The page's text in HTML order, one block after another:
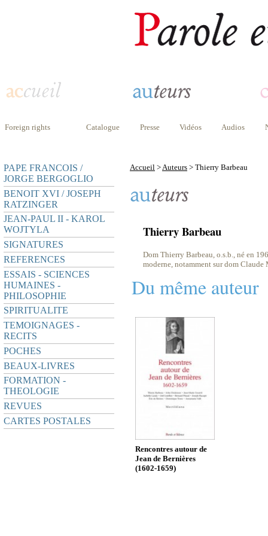
Foreign rights Catalogue Presse Vidéos Audios
PAPE FRANCOIS /
JORGE BERGOGLIO
BENOIT XVI / JOSEPH
RATZINGER
JEAN-PAUL II - KAROL
WOJTYLA
SIGNATURES
REFERENCES
ESSAIS - SCIENCES
HUMAINES -
PHILOSOPHIE
SPIRITUALITE
TEMOIGNAGES -
RECITS
POCHES
BEAUX-LIVRES
FORMATION -
THEOLOGIE
REVUES
CARTES POSTALES
Accueil >Auteurs > Thierry Barbeau
Thierry Barbeau
Dom Thierry Barbeau, o.s.b., né en
moderne, notamment sur dom Claude
Du même auteur
Rencontres autour de
Jean de Bernières
(1602-1659)